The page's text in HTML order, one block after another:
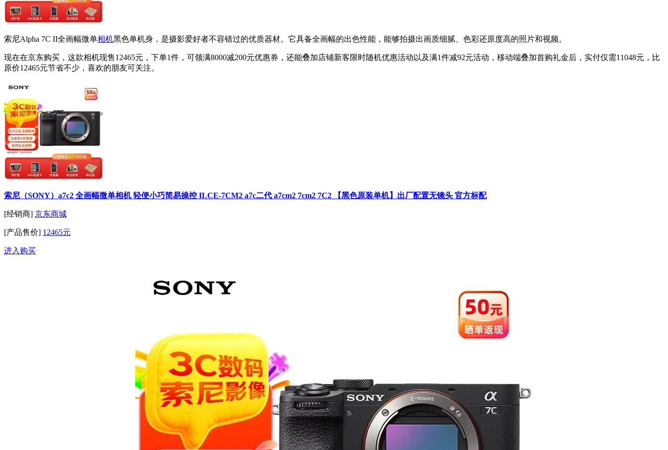
索尼Alpha 7C II全画幅微单相机黑色单机身，是摄影爱好者不容错过的优质器材。它具备全画幅的出色性能，能够拍摄出画质细腻、色彩还原度高的照片和视频。
现在在京东购买，这款相机现售12465元，下单1件，可领满8000减200元优惠券，还能叠加店铺新客限时随机优惠活动以及满1件减92元活动，移动端叠加首购礼金后，实付仅需11048元，比
原价12465元节省不少，喜欢的朋友可关注。
索尼（SONY）a7c2 全画幅微单相机 轻便小巧简易操控 ILCE-7CM2 a7c二代 a7cm2 7cm2 7C2 【黑色原装单机】出厂配置无镜头 官方标配
[经销商] 京东商城
[产品售价] 12465元
进入购买